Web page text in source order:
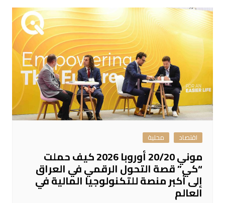
اقتصاد محلية
موني 20/20 أوروبا 2026 كيف حملت
“كي” قصة التحول الرقمي في العراق
إلى أكبر منصة للتكنولوجيا المالية في
العالم